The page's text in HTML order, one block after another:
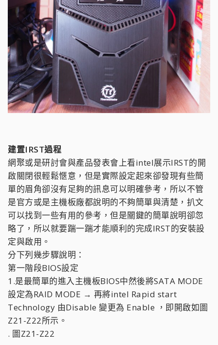
建置IRST過程
網聚或是研討會與產品發表會上看intel展示IRST的開
啟關閉很輕鬆愜意，但是實際設定起來卻發現有些簡
單的眉角卻沒有足夠的訊息可以明確參考，所以不管
是官方或是主機板廠都說明的不夠簡單與清楚，扒文
可以找到一些有用的參考，但是關鍵的簡單說明卻忽
略了，所以就要踹一踹才能順利的完成IRST的安裝設
定與啟用。
分下列幾步驟說明：
第一階段BIOS設定
1.是最簡單的進入主機板BIOS中然後將SATA MODE
設定為RAID MODE → 再將intel Rapid start
Technology 由Disable 變更為 Enable ，即開啟如圖
Z21-Z22所示。
. 圖Z21-Z22